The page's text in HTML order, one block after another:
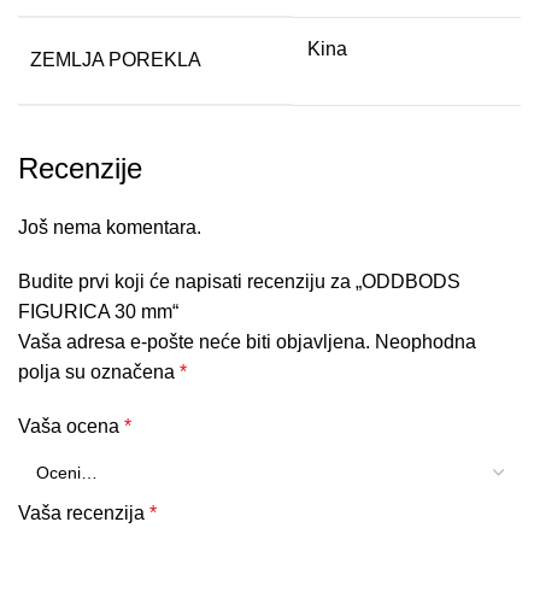
ZEMLJA POREKLA
Kina
Recenzije
Još nema komentara.
Budite prvi koji će napisati recenziju za „ODDBODS
FIGURICA 30 mm“
Vaša adresa e-pošte neće biti objavljena. Neophodna
polja su označena*
Vaša ocena*
Vaša recenzija*